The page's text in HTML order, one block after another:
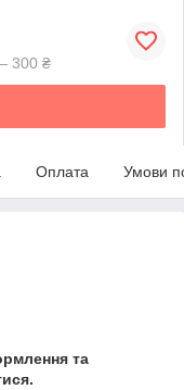
300 ₴
Оплата Умови
та